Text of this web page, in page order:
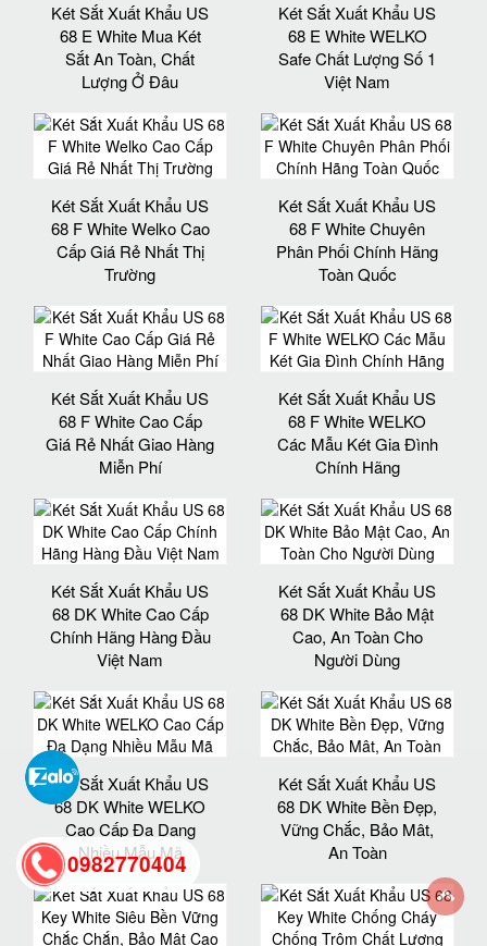
Két Sắt Xuất Khẩu US
68 E White Mua Két
Sắt An Toàn, Chất
Lượng Ở Đâu
Két Sắt Xuất Khẩu US
68 E White WELKO
Safe Chất Lượng Số 1
Việt Nam
Két Sắt Xuất Khẩu US
68 F White Welko Cao
Cấp Giá Rẻ Nhất Thị
Trường
Két Sắt Xuất Khẩu US
68 F White Chuyên
Phân Phối Chính Hãng
Toàn Quốc
Két Sắt Xuất Khẩu US
68 F White Cao Cấp
Giá Rẻ Nhất Giao Hàng
Miễn Phí
Két Sắt Xuất Khẩu US
68 F White WELKO
Các Mẫu Két Gia Đình
Chính Hãng
Két Sắt Xuất Khẩu US
68 DK White Cao Cấp
Chính Hãng Hàng Đầu
Việt Nam
Két Sắt Xuất Khẩu US
68 DK White Bảo Mật
Cao, An Toàn Cho
Người Dùng
Két Sắt Xuất Khẩu US
68 DK White WELKO
Cao Cấp Đa Dạng
Nhiều Mẫu Mã
Két Sắt Xuất Khẩu US
68 DK White Bền Đẹp,
Vững Chắc, Bảo Mât,
An Toàn
0982770404
back